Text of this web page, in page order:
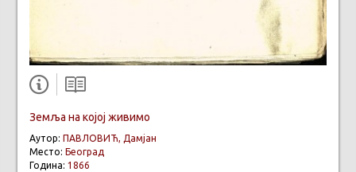
Земља на којој живимо
Аутор: ПАВЛОВИЋ, Дамјан
Место: Београд
Година: 1866